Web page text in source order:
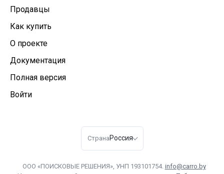
Продавцы
Как купить
О проекте
Документация
Полная версия
Войти
Страна Россия
ООО «ПОИСКОВЫЕ РЕШЕНИЯ», УНП 193101754. info@carro.by